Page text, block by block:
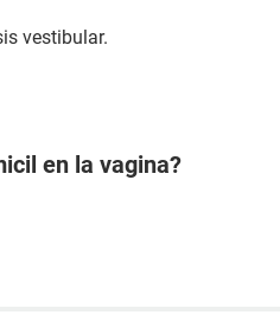
vestibular.
en la vagina?